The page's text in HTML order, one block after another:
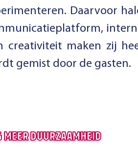
Daarvoor
creativiteit maken zij
gemist door de gasten.
MEER DUURZAAMHEID